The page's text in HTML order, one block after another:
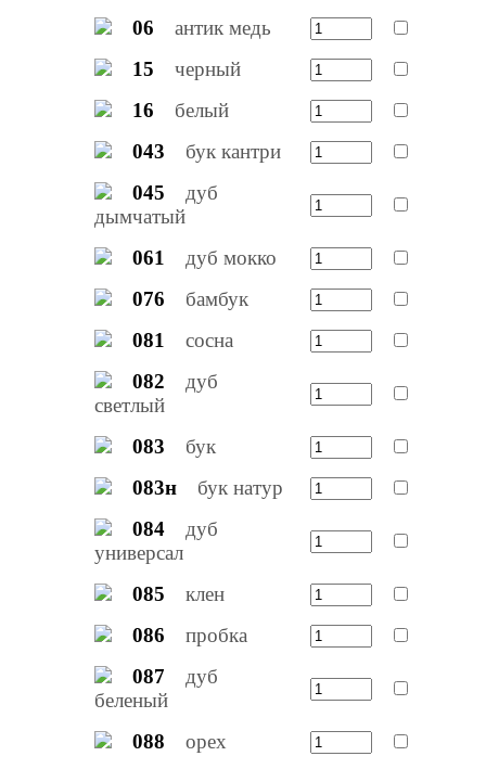
06
антик медь
15
черный
16
белый
043
бук кантри
045
дуб
дымчатый
061
дуб мокко
076
бамбук
081
сосна
082
дуб
светлый
083
бук
083н
бук натур
084
дуб
универсал
085
клен
086
пробка
087
дуб
беленый
088
орех